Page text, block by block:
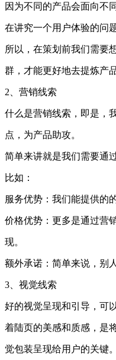
因为不同的产品会面向不
在讲究一个用户体验的问题
所以，在策划前我们需要
群，才能更好地去提炼产
2、营销线索
什么是营销线索，即是，
点，为产品助攻。
简单来讲就是我们需要通
比如：
服务优势：我们能提供的
价格优势：更多是通过营
现。
额外承诺：简单来说，别
3、视觉线索
好的视觉呈现和引导，可
着陆页的美感和质感，是
觉包装呈现给用户的关键